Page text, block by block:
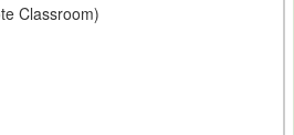
Classroom)